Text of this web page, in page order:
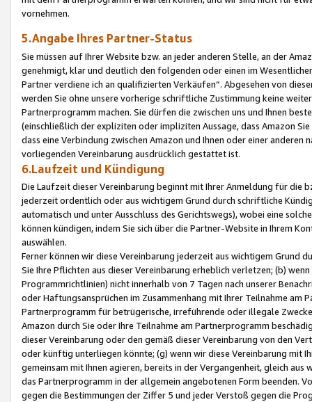
vornehmen.
5.Angabe Ihres Partner-Status
Sie müssen auf Ihrer Website bzw. an jeder anderen Stelle, an der
genehmigt, klar und deutlich den folgenden oder einen im
Partner verdiene ich an qualifizierten Verkäufen“. Abgesehen von
werden Sie ohne unsere vorherige schriftliche Zustimmung keine
Partnerprogramm machen. Sie dürfen die zwischen uns und Ihnen
(einschließlich der expliziten oder impliziten Aussage, dass Amazon
dass eine Verbindung zwischen Amazon und Ihnen oder einer
vorliegenden Vereinbarung ausdrücklich gestattet ist.
6.Laufzeit und Kündigung
Die Laufzeit dieser Vereinbarung beginnt mit Ihrer Anmeldung für die
jederzeit ordentlich oder aus wichtigem Grund durch schriftliche
automatisch und unter Ausschluss des Gerichtswegs), wobei eine
können kündigen, indem Sie sich über die Partner-Website in Ihrem
auswählen.
Ferner können wir diese Vereinbarung jederzeit aus wichtigem Grund
Sie Ihre Pflichten aus dieser Vereinbarung erheblich verletzen; (b)
Programmrichtlinien) nicht innerhalb von 7 Tagen nach unserer
oder Haftungsansprüchen im Zusammenhang mit Ihrer Teilnahme am
Partnerprogramm für betrügerische, irreführende oder illegale
Amazon durch Sie oder Ihre Teilnahme am Partnerprogramm
dieser Vereinbarung oder den gemäß dieser Vereinbarung von den
oder künftig unterliegen könnte; (g) wenn wir diese Vereinbarung mit
gemeinsam mit Ihnen agieren, bereits in der Vergangenheit, gleich
das Partnerprogramm in der allgemein angebotenen Form beenden.
gegen die Bestimmungen der Ziffer 5 und jeder Verstoß gegen die